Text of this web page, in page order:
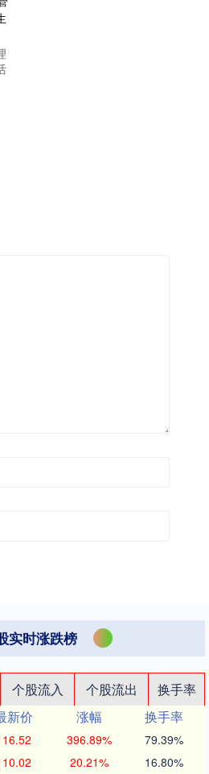
实时涨跌榜
个股流入 个股流出
换手率
新价 涨幅
换手率
396.89% 79.39%
20.21% 16.80%